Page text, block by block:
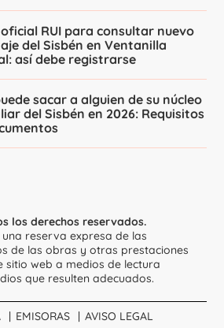
RUI para consultar nuevo
del Sisbén en Ventanilla
así debe registrarse
sacar a alguien de su núcleo
del Sisbén en 2026: Requisitos
los derechos reservados.
una reserva expresa de las
de las obras y otras prestaciones
sitio web a medios de lectura
que resulten adecuados.
EMISORAS
AVISO LEGAL